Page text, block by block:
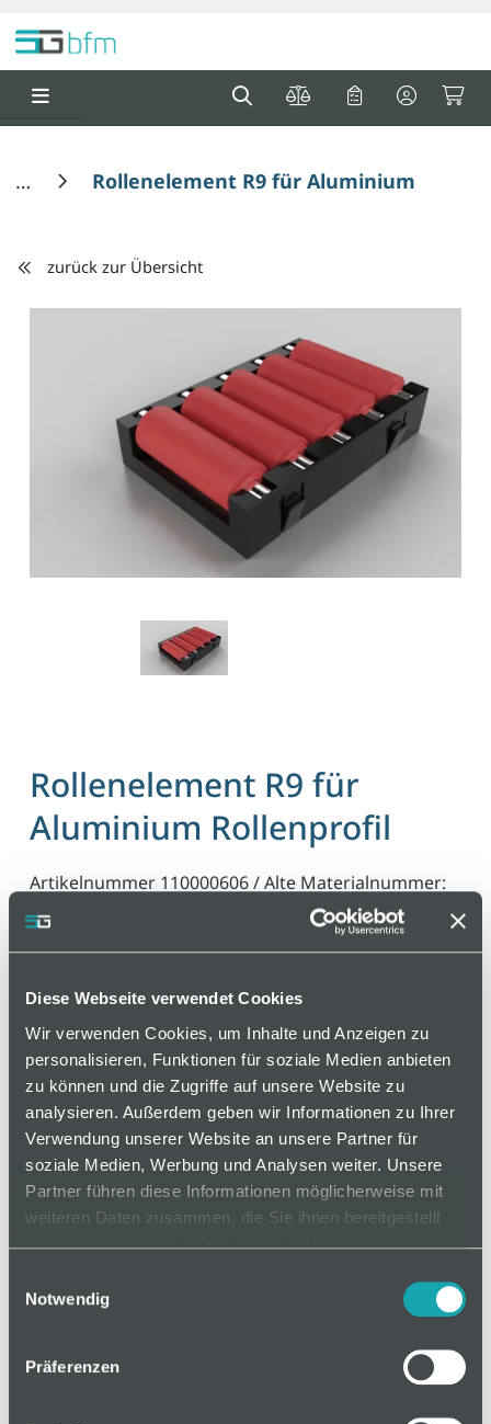
Diese Webseite verwendet Cookies
Wir verwenden Cookies, um Inhalte und Anzeigen zu
personalisieren, Funktionen für soziale Medien anbieten
zu können und die Zugriffe auf unsere Website zu
analysieren. Außerdem geben wir Informationen zu Ihrer
Verwendung unserer Website an unsere Partner für
soziale Medien, Werbung und Analysen weiter. Unsere
Partner führen diese Informationen möglicherweise mit
weiteren Daten zusammen, die Sie ihnen bereitgestellt
haben oder die sie im Rahmen Ihrer Nutzung der Dienste
Notwendig
Präferenzen
Rollenelement R9 für Aluminium
zurück zur Übersicht
Rollenelement R9 für
Aluminium Rollenprofil
Artikelnummer 110000606 / Alte Materialnummer:
801251
Rollenelement R9 vormontiert für Rollenleiste AL.
Hoch belastbare Förderrollen für Rollenschiene,
verlaufenden Förderstrecken durch geringen
Rollenabstand. Schnell austauschbar.
auf Anfrage